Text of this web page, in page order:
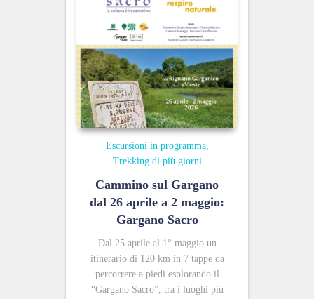
Escursioni in programma
Trekking di più giorni
Cammino sul Gargano
dal 26 aprile a 2 maggio:
Gargano Sacro
Dal 25 aprile al 1° maggio un
itinerario di 120 km in 7 tappe da
percorrere a piedi esplorando il
“Gargano Sacro”, tra i luoghi più